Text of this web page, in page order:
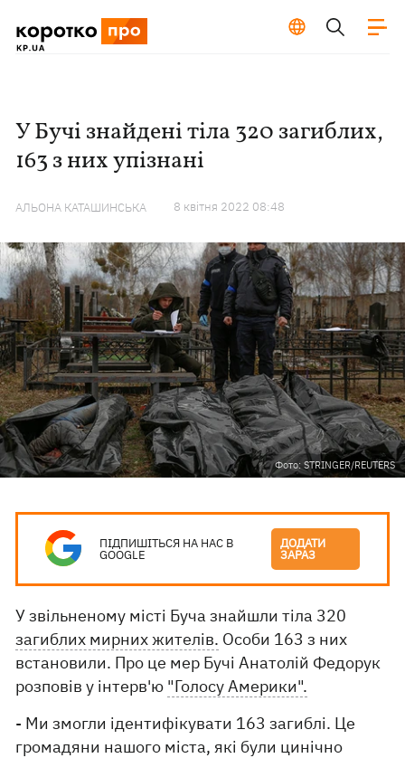
У Бучі знайдені тіла 320 загиблих,
163 з них упізнані
АЛЬОНА КАТАШИНСЬКА 8 квiтня 2022 08:48
Фото: STRINGER/REUTERS
ПІДПИШІТЬСЯ НА НАС В
GOOGLE
ДОДАТИ
ЗАРАЗ
У звільненому місті Буча знайшли тіла 320
загиблих мирних жителів. Особи 163 з них
встановили. Про це мер Бучі Анатолій Федорук
розповів у інтерв'ю "Голосу Америки".
- Ми змогли ідентифікувати 163 загиблі. Це
громадяни нашого міста, які були цинічно